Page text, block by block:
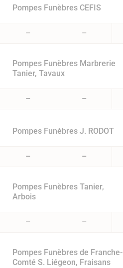
Pompes Funèbres CEFIS
– –
Pompes Funèbres Marbrerie
Tanier, Tavaux
– –
Pompes Funèbres J. RODOT
– –
Pompes Funèbres Tanier,
Arbois
– –
Pompes Funèbres de Franche-
Comté S. Liégeon, Fraisans